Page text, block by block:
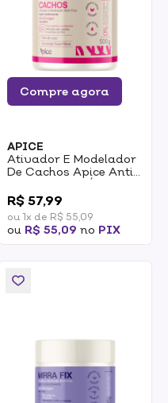
Compre agora
APICE
Ativador E Modelador
De Cachos Apice Anti
Frizz Essence Óleo De
Coco E Tecnologia
SuperWave 500g
R$ 57,99
ou 1x de R$ 55,09
ou R$ 55,09 no PIX